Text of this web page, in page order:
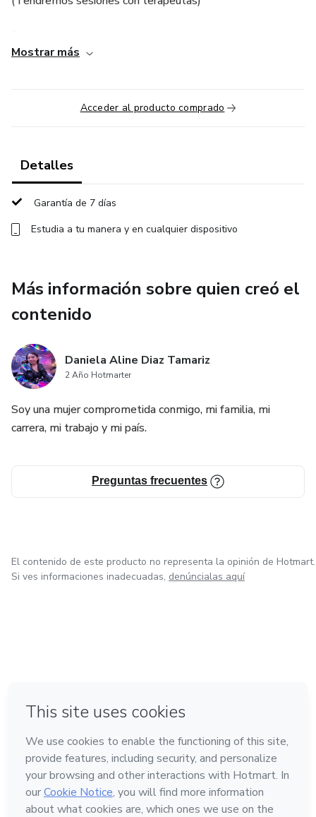
Mostrar más
Acceder al producto comprado
Detalles
Garantía de 7 días
Estudia a tu manera y en cualquier dispositivo
Más información sobre quien creó el
contenido
Daniela Aline Diaz Tamariz
2 Año Hotmarter
Soy una mujer comprometida conmigo, mi familia, mi
carrera, mi trabajo y mi país.
Preguntas frecuentes
El contenido de este producto no representa la opinión de Hotmart.
Si ves informaciones inadecuadas, denúncialas aquí
Hecho con❤ en Ciudad de México
Conoce Hotmart